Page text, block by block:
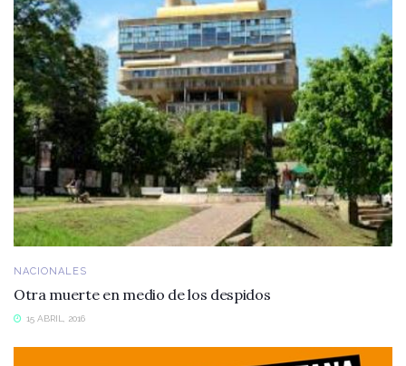
NACIONALES
Otra muerte en medio de los despidos
15 ABRIL, 2016